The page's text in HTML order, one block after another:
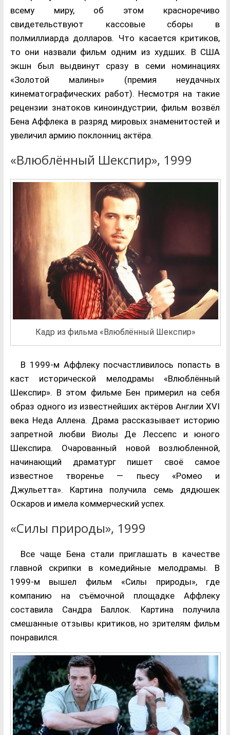
всему миру, об этом красноречиво
свидетельствуют кассовые сборы в
полмиллиарда долларов. Что касается критиков,
то они назвали фильм одним из худших. В США
экшн был выдвинут сразу в семи номинациях
«Золотой малины» (премия неудачных
кинематографических работ). Несмотря на такие
рецензии знатоков киноиндустрии, фильм возвёл
Бена Аффлека в разряд мировых знаменитостей и
увеличил армию поклонниц актёра.
«Влюблённый Шекспир», 1999
Кадр из фильма «Влюблённый Шекспир»
В 1999-м Аффлеку посчастливилось попасть в
каст исторической мелодрамы «Влюблённый
Шекспир». В этом фильме Бен примерил на себя
образ одного из известнейших актёров Англии XVI
века Неда Аллена. Драма рассказывает историю
запретной любви Виолы Де Лессепс и юного
Шекспира. Очарованный новой возлюбленной,
начинающий драматург пишет своё самое
известное творенье — пьесу «Ромео и
Джульетта». Картина получила семь дядюшек
Оскаров и имела коммерческий успех.
«Силы природы», 1999
Все чаще Бена стали приглашать в качестве
главной скрипки в комедийные мелодрамы. В
1999-м вышел фильм «Силы природы», где
компанию на съёмочной площадке Аффлеку
составила Сандра Баллок. Картина получила
смешанные отзывы критиков, но зрителям фильм
понравился.